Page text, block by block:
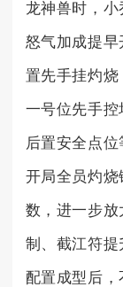
龙神兽时，
怒气加成提
置先手挂灼
一号位先手
后置安全点
开局全员灼
数，进一步
制、截江符
配置成型后